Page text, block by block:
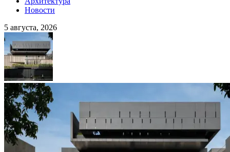
Новости
5 августа, 2026